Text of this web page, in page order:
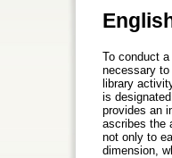
To conduct
necessary
library
is
provides an
ascribes the
not only to
dimension,